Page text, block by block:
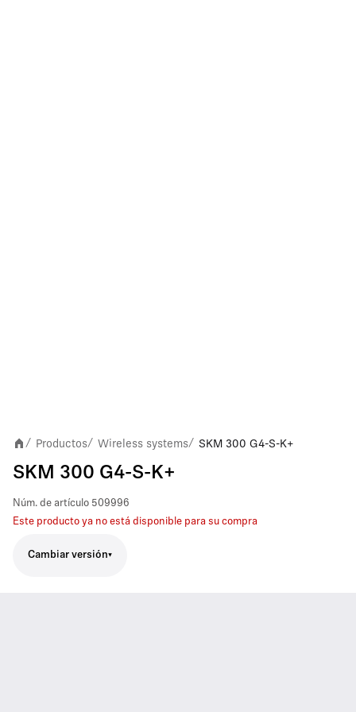
/ Productos/ Wireless systems/ SKM 300 G4-S-K+
SKM 300 G4-S-K+
Núm. de artículo 509996
Este producto ya no está disponible para su compra
Cambiar versión